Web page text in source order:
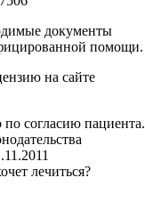
документы
помощи.
на сайте
согласию пациента.
лечиться?